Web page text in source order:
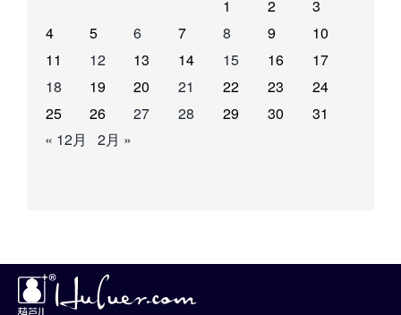
1 2
3
4
5 6 7 8 9
10
11
12 13 14 15 16
17
18
19 20 21 22 23
24
25
26 27 28 29 30
31
« 12月
2月 »